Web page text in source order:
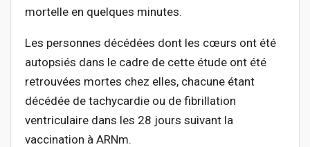
mortelle en quelques minutes.
Les personnes décédées dont les cœurs ont été
autopsiés dans le cadre de cette étude ont été
retrouvées mortes chez elles, chacune étant
décédée de tachycardie ou de fibrillation
ventriculaire dans les 28 jours suivant la
vaccination à ARNm.